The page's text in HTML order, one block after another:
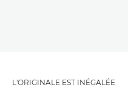
L'ORIGINALE EST INÉGALÉE